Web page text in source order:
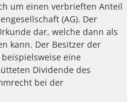
um einen verbrieften Anteil
(AG). Der
dar, welche dann als
kann. Der Besitzer der
eine
Dividende des
bei der